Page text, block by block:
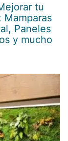
tu
Mamparas
Paneles
y mucho